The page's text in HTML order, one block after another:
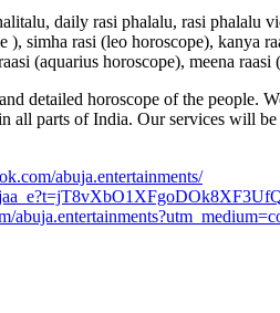
daily rasi phalalu, rasi phalalu
), simha rasi (leo horoscope), kanya
(aquarius horoscope), meena raasi
detailed horoscope of the people.
all parts of India. Our services will
abuja.entertainments/